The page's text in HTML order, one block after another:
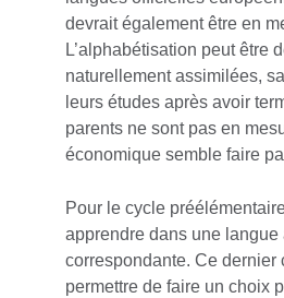
devrait également être en
L’alphabétisation peut être
naturellement assimilées,
leurs études après avoir
parents ne sont pas en
économique semble faire
Pour le cycle
apprendre dans une
correspondante. Ce dernier
permettre de faire un choix